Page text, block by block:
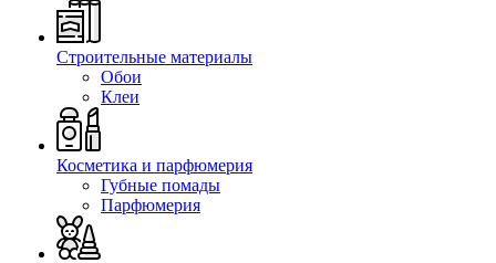
Строительные материалы
Обои
Клеи
Косметика и парфюмерия
Губные помады
Парфюмерия